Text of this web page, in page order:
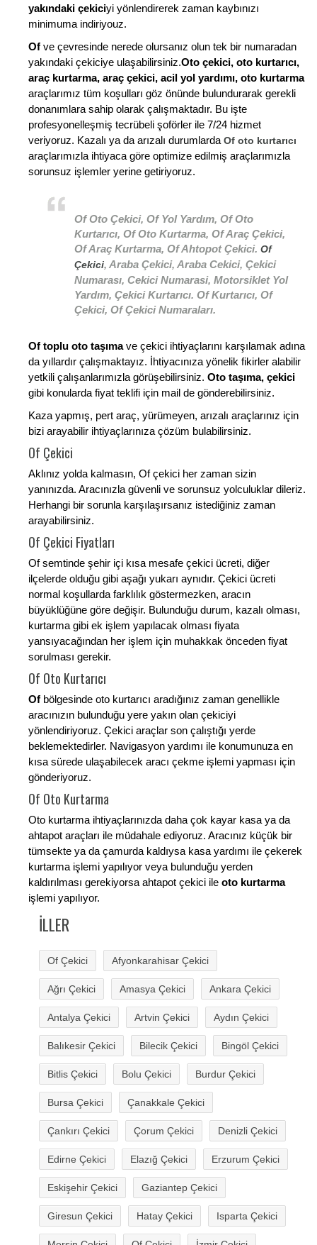
yakındaki çekiciyi yönlendirerek zaman kaybınızı
minimuma indiriyouz.
Of ve çevresinde nerede olursanız olun tek bir numaradan
yakındaki çekiciye ulaşabilirsiniz.Oto çekici, oto kurtarıcı,
araç kurtarma, araç çekici, acil yol yardımı, oto kurtarma
araçlarımız tüm koşulları göz önünde bulundurarak gerekli
donanımlara sahip olarak çalışmaktadır. Bu işte
profesyonelleşmiş tecrübeli şoförler ile 7/24 hizmet
veriyoruz. Kazalı ya da arızalı durumlarda Of oto kurtarıcı
araçlarımızla ihtiyaca göre optimize edilmiş araçlarımızla
sorunsuz işlemler yerine getiriyoruz.
Of Oto Çekici, Of Yol Yardım, Of Oto
Kurtarıcı, Of Oto Kurtarma, Of Araç Çekici,
Of Araç Kurtarma, Of Ahtopot Çekici. Of
Çekici, Araba Çekici, Araba Cekici, Çekici
Numarası, Cekici Numarasi, Motorsiklet Yol
Yardım, Çekici Kurtarıcı. Of Kurtarıcı, Of
Çekici, Of Çekici Numaraları.
Of toplu oto taşımave çekici ihtiyaçlarını karşılamak adına
da yıllardır çalışmaktayız. İhtiyacınıza yönelik fikirler alabilir
yetkili çalışanlarımızla görüşebilirsiniz. Oto taşıma, çekici
gibi konularda fiyat teklifi için mail de gönderebilirsiniz.
Kaza yapmış, pert araç, yürümeyen, arızalı araçlarınız için
bizi arayabilir ihtiyaçlarınıza çözüm bulabilirsiniz.
Of Çekici
Aklınız yolda kalmasın, Of çekici her zaman sizin
yanınızda. Aracınızla güvenli ve sorunsuz yolculuklar dileriz.
Herhangi bir sorunla karşılaşırsanız istediğiniz zaman
arayabilirsiniz.
Of Çekici Fiyatları
Of semtinde şehir içi kısa mesafe çekici ücreti, diğer
ilçelerde olduğu gibi aşağı yukarı aynıdır. Çekici ücreti
normal koşullarda farklılık göstermezken, aracın
büyüklüğüne göre değişir. Bulunduğu durum, kazalı olması,
kurtarma gibi ek işlem yapılacak olması fiyata
yansıyacağından her işlem için muhakkak önceden fiyat
sorulması gerekir.
Of Oto Kurtarıcı
Of bölgesinde oto kurtarıcı aradığınız zaman genellikle
aracınızın bulunduğu yere yakın olan çekiciyi
yönlendiriyoruz. Çekici araçlar son çalıştığı yerde
beklemektedirler. Navigasyon yardımı ile konumunuza en
kısa sürede ulaşabilecek aracı çekme işlemi yapması için
gönderiyoruz.
Of Oto Kurtarma
Oto kurtarma ihtiyaçlarınızda daha çok kayar kasa ya da
ahtapot araçları ile müdahale ediyoruz. Aracınız küçük bir
tümsekte ya da çamurda kaldıysa kasa yardımı ile çekerek
kurtarma işlemi yapılıyor veya bulunduğu yerden
kaldırılması gerekiyorsa ahtapot çekici ile oto kurtarma
işlemi yapılıyor.
İLLER
Of Çekici Afyonkarahisar Çekici
Ağrı Çekici Amasya Çekici Ankara Çekici
Antalya Çekici Artvin Çekici Aydın Çekici
Balıkesir Çekici Bilecik Çekici Bingöl Çekici
Bitlis Çekici Bolu Çekici Burdur Çekici
Bursa Çekici Çanakkale Çekici
Çankırı Çekici Çorum Çekici Denizli Çekici
Edirne Çekici Elazığ Çekici Erzurum Çekici
Eskişehir Çekici Gaziantep Çekici
Giresun Çekici Hatay Çekici Isparta Çekici